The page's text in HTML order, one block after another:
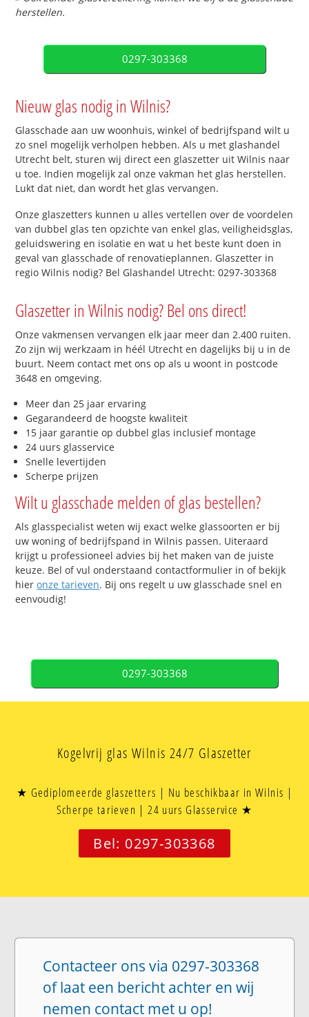
herstellen.
0297-303368
Nieuw glas nodig in Wilnis?
Glasschade aan uw woonhuis, winkel of bedrijfspand wilt u
zo snel mogelijk verholpen hebben. Als u met glashandel
Utrecht belt, sturen wij direct een glaszetter uit Wilnis naar
u toe. Indien mogelijk zal onze vakman het glas herstellen.
Lukt dat niet, dan wordt het glas vervangen.
Onze glaszetters kunnen u alles vertellen over de voordelen
van dubbel glas ten opzichte van enkel glas, veiligheidsglas,
geluidswering en isolatie en wat u het beste kunt doen in
geval van glasschade of renovatieplannen. Glaszetter in
regio Wilnis nodig? Bel Glashandel Utrecht: 0297-303368
Glaszetter in Wilnis nodig? Bel ons direct!
Onze vakmensen vervangen elk jaar meer dan 2.400 ruiten.
Zo zijn wij werkzaam in héél Utrecht en dagelijks bij u in de
buurt. Neem contact met ons op als u woont in postcode
3648 en omgeving.
Meer dan 25 jaar ervaring
Gegarandeerd de hoogste kwaliteit
15 jaar garantie op dubbel glas inclusief montage
24 uurs glasservice
Snelle levertijden
Scherpe prijzen
Wilt u glasschade melden of glas bestellen?
Als glasspecialist weten wij exact welke glassoorten er bij
uw woning of bedrijfspand in Wilnis passen. Uiteraard
krijgt u professioneel advies bij het maken van de juiste
keuze. Bel of vul onderstaand contactformulier in of bekijk
hieronze tarieven. Bij ons regelt u uw glasschade snel en
eenvoudig!
0297-303368
Kogelvrij glas Wilnis 24/7 Glaszetter
★ Gediplomeerde glaszetters | Nu beschikbaar in Wilnis |
Scherpe tarieven | 24 uurs Glasservice ★
Bel: 0297-303368
Contacteer ons via 0297-303368
of laat een bericht achter en wij
nemen contact met u op!